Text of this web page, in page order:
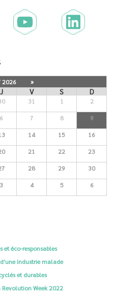
2026 »
J V S D
31 1 2
6 7 8 9
14 15 16
21 22 23
28 29 30
3 4 5 6
et éco-responsables
industrie malade
et durables
Week 2022